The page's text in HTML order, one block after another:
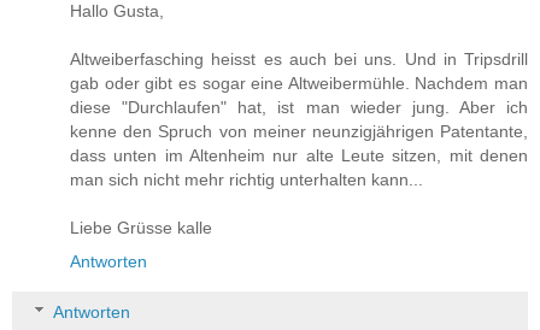
Hallo Gusta,
Altweiberfasching heisst es auch bei uns. Und in Tripsdrill
gab oder gibt es sogar eine Altweibermühle. Nachdem man
diese "Durchlaufen" hat, ist man wieder jung. Aber ich
kenne den Spruch von meiner neunzigjährigen Patentante,
dass unten im Altenheim nur alte Leute sitzen, mit denen
man sich nicht mehr richtig unterhalten kann...
Liebe Grüsse kalle
Antworten
Antworten